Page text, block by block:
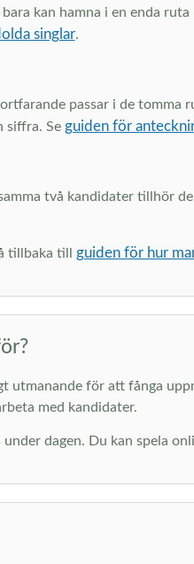
kan hamna i en enda
singlar.
passar i de tomma
siffra. Se guiden för
två kandidater tillhör
tillbaka till guiden för hur
utmanande för att fånga
med kandidater.
dagen. Du kan spela